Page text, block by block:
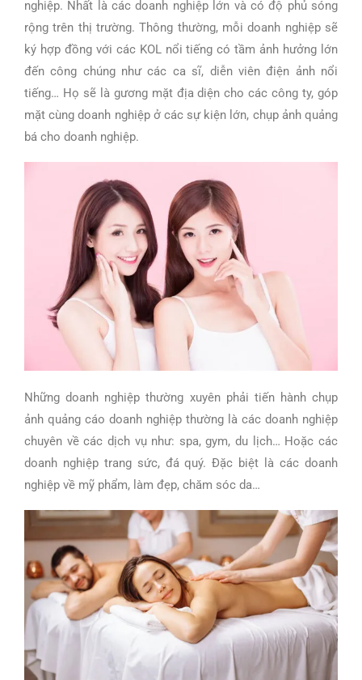
nghiệp. Nhất là các doanh nghiệp lớn và có độ phủ sóng
rộng trên thị trường. Thông thường, mỗi doanh nghiệp sẽ
ký hợp đồng với các KOL nổi tiếng có tầm ảnh hưởng lớn
đến công chúng như các ca sĩ, diễn viên điện ảnh nổi
tiếng… Họ sẽ là gương mặt địa diện cho các công ty, góp
mặt cùng doanh nghiệp ở các sự kiện lớn, chụp ảnh quảng
bá cho doanh nghiệp.
Những doanh nghiệp thường xuyên phải tiến hành chụp
ảnh quảng cáo doanh nghiệp thường là các doanh nghiệp
chuyên về các dịch vụ như: spa, gym, du lịch… Hoặc các
doanh nghiệp trang sức, đá quý. Đặc biệt là các doanh
nghiệp về mỹ phẩm, làm đẹp, chăm sóc da…